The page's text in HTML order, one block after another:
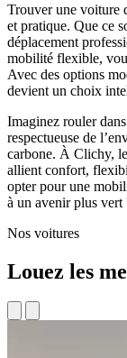
Trouver une voiture
et pratique. Que ce
déplacement
mobilité flexible,
Avec des options
devient un choix
Imaginez rouler
respectueuse de
carbone. À Clichy,
allient confort,
opter pour une
à un avenir plus vert
Nos voitures
Louez les